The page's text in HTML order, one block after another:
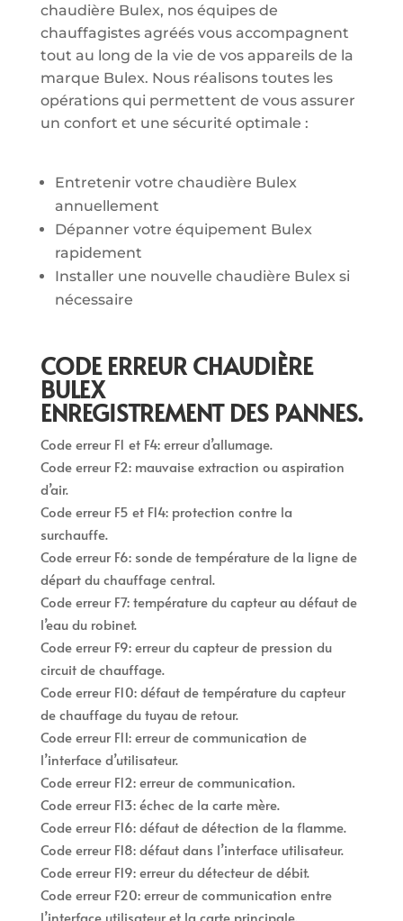
chaudière Bulex, nos équipes de
chauffagistes agréés vous accompagnent
tout au long de la vie de vos appareils de la
marque Bulex. Nous réalisons toutes les
opérations qui permettent de vous assurer
un confort et une sécurité optimale :
Entretenir votre chaudière Bulex
annuellement
Dépanner votre équipement Bulex
rapidement
Installer une nouvelle chaudière Bulex si
nécessaire
CODE ERREUR CHAUDIÈRE
BULEX
ENREGISTREMENT DES PANNES.
Code erreur F1 et F4: erreur d’allumage.
Code erreur F2: mauvaise extraction ou aspiration
d’air.
Code erreur F5 et F14: protection contre la
surchauffe.
Code erreur F6: sonde de température de la ligne de
départ du chauffage central.
Code erreur F7: température du capteur au défaut de
l’eau du robinet.
Code erreur F9: erreur du capteur de pression du
circuit de chauffage.
Code erreur F10: défaut de température du capteur
de chauffage du tuyau de retour.
Code erreur F11: erreur de communication de
l’interface d’utilisateur.
Code erreur F12: erreur de communication.
Code erreur F13: échec de la carte mère.
Code erreur F16: défaut de détection de la flamme.
Code erreur F18: défaut dans l’interface utilisateur.
Code erreur F19: erreur du détecteur de débit.
Code erreur F20: erreur de communication entre
l’interface utilisateur et la carte principale.